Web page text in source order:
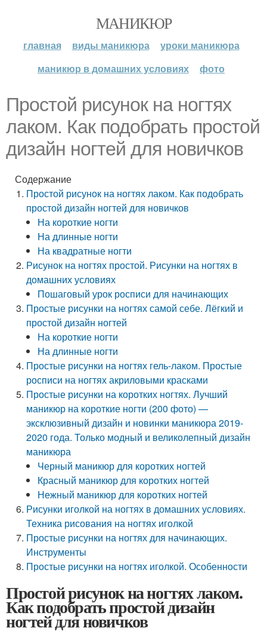
МАНИКЮР
главная виды маникюра
уроки маникюра
маникюр в домашних условиях
фото
Простой рисунок на ногтях
лаком. Как подобрать простой
дизайн ногтей для новичков
Содержание
Простой рисунок на ногтях лаком. Как подобрать
простой дизайн ногтей для новичков
На короткие ногти
На длинные ногти
На квадратные ногти
Рисунок на ногтях простой. Рисунки на ногтях в
домашних условиях
Пошаговый урок росписи для начинающих
Простые рисунки на ногтях самой себе. Лёгкий и
простой дизайн ногтей
На короткие ногти
На длинные ногти
Простые рисунки на ногтях гель-лаком. Простые
росписи на ногтях акриловыми красками
Простые рисунки на коротких ногтях. Лучший
маникюр на короткие ногти (200 фото) —
эксклюзивный дизайн и новинки маникюра 2019-
2020 года. Только модный и великолепный дизайн
маникюра
Черный маникюр для коротких ногтей
Красный маникюр для коротких ногтей
Нежный маникюр для коротких ногтей
Рисунки иголкой на ногтях в домашних условиях.
Техника рисования на ногтях иголкой
Простые рисунки на ногтях для начинающих.
Инструменты
Простые рисунки на ногтях иголкой. Особенности
Простой рисунок на ногтях лаком.
Как подобрать простой дизайн
ногтей для новичков